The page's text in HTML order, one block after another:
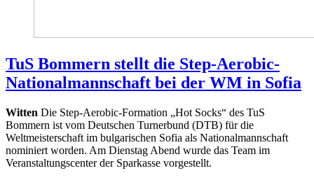
TuS Bommern stellt die Step-Aerobic-
Nationalmannschaft bei der WM in Sofia
Witten Die Step-Aerobic-Formation „Hot Socks“ des TuS
Bommern ist vom Deutschen Turnerbund (DTB) für die
Weltmeisterschaft im bulgarischen Sofia als Nationalmannschaft
nominiert worden. Am Dienstag Abend wurde das Team im
Veranstaltungscenter der Sparkasse vorgestellt.